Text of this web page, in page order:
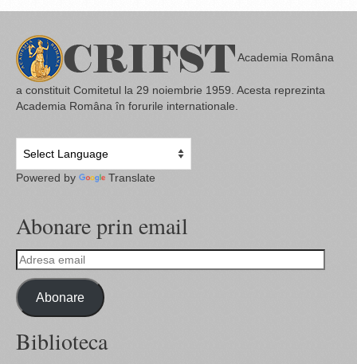
Academia Româna
a constituit Comitetul la 29 noiembrie 1959. Acesta reprezinta
Academia Româna în forurile internationale.
Powered by Translate
Abonare prin email
Adresa
email
Abonare
Biblioteca